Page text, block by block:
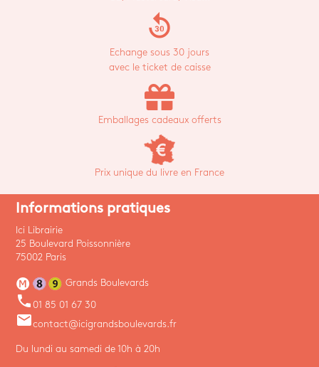
replay_30
Echange sous 30 jours
avec le ticket de caisse
Emballages cadeaux offerts
Prix unique du livre en France
Informations pratiques
Ici Librairie
25 Boulevard Poissonnière
75002 Paris
Grands Boulevards
phone 01 85 01 67 30
emailcontact@icigrandsboulevards.fr
Du lundi au samedi de 10h à 20h